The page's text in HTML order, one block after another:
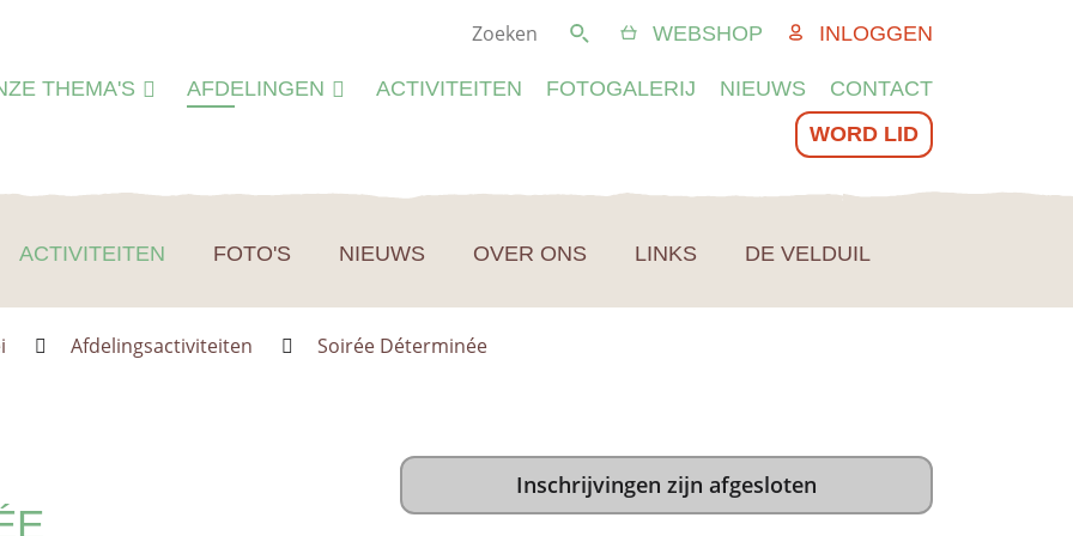
Zoeken
THEMA'S AFDELINGEN ACTIVITEITEN FOTOGALERIJ NIEUWS
CONTACT
WORD LID
WEBSHOP INLOGGEN
ACTIVITEITEN FOTO'S NIEUWS OVER ONS LINKS DE VELDUIL
Afdelingsactiviteiten Soirée Déterminée
Inschrijvingen zijn afgesloten